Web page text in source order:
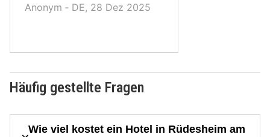
Anonym ‐ DE, 28 Dez 2025
Häufig gestellte Fragen
Wie viel kostet ein Hotel in Rüdesheim am